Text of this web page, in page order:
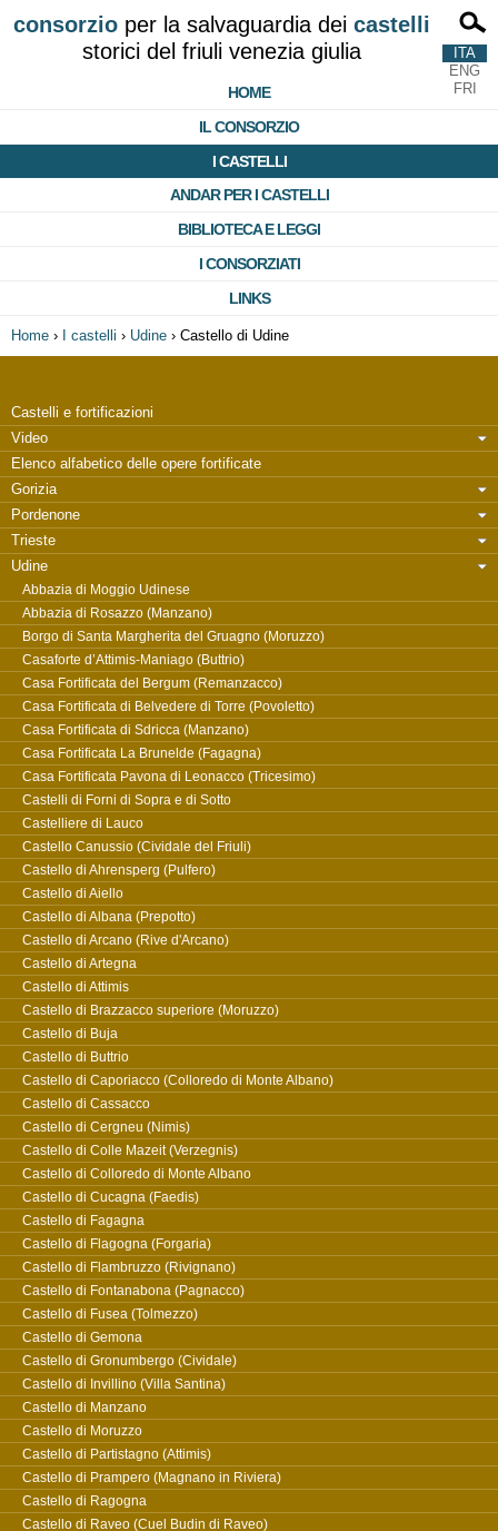
consorzioper la salvaguardia dei castelli
storici del friuli venezia giulia
HOME
IL CONSORZIO
I CASTELLI
ANDAR PER I CASTELLI
BIBLIOTECA E LEGGI
I CONSORZIATI
LINKS
ITA
ENG
FRI
Home › I castelli › Udine › Castello di Udine
Castelli e fortificazioni
Video
Elenco alfabetico delle opere fortificate
Gorizia
Pordenone
Trieste
Udine
Abbazia di Moggio Udinese
Abbazia di Rosazzo (Manzano)
Borgo di Santa Margherita del Gruagno (Moruzzo)
Casaforte d’Attimis-Maniago (Buttrio)
Casa Fortificata del Bergum (Remanzacco)
Casa Fortificata di Belvedere di Torre (Povoletto)
Casa Fortificata di Sdricca (Manzano)
Casa Fortificata La Brunelde (Fagagna)
Casa Fortificata Pavona di Leonacco (Tricesimo)
Castelli di Forni di Sopra e di Sotto
Castelliere di Lauco
Castello Canussio (Cividale del Friuli)
Castello di Ahrensperg (Pulfero)
Castello di Aiello
Castello di Albana (Prepotto)
Castello di Arcano (Rive d'Arcano)
Castello di Artegna
Castello di Attimis
Castello di Brazzacco superiore (Moruzzo)
Castello di Buja
Castello di Buttrio
Castello di Caporiacco (Colloredo di Monte Albano)
Castello di Cassacco
Castello di Cergneu (Nimis)
Castello di Colle Mazeit (Verzegnis)
Castello di Colloredo di Monte Albano
Castello di Cucagna (Faedis)
Castello di Fagagna
Castello di Flagogna (Forgaria)
Castello di Flambruzzo (Rivignano)
Castello di Fontanabona (Pagnacco)
Castello di Fusea (Tolmezzo)
Castello di Gemona
Castello di Gronumbergo (Cividale)
Castello di Invillino (Villa Santina)
Castello di Manzano
Castello di Moruzzo
Castello di Partistagno (Attimis)
Castello di Prampero (Magnano in Riviera)
Castello di Ragogna
Castello di Raveo (Cuel Budin di Raveo)